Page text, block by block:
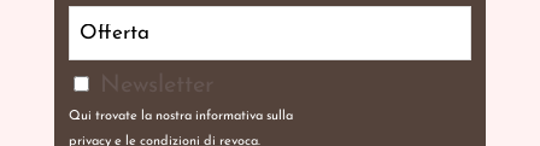
Newsletter
Qui trovate la nostra informativa sulla
privacye le condizioni di revoca.